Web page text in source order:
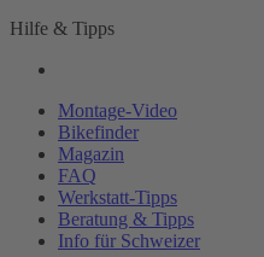
Hilfe & Tipps
Montage-Video
Bikefinder
Magazin
FAQ
Werkstatt-Tipps
Beratung & Tipps
Info für Schweizer